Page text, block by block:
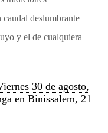
deslumbrante
y el de cualquiera
30 de agosto,
en Binissalem, 21